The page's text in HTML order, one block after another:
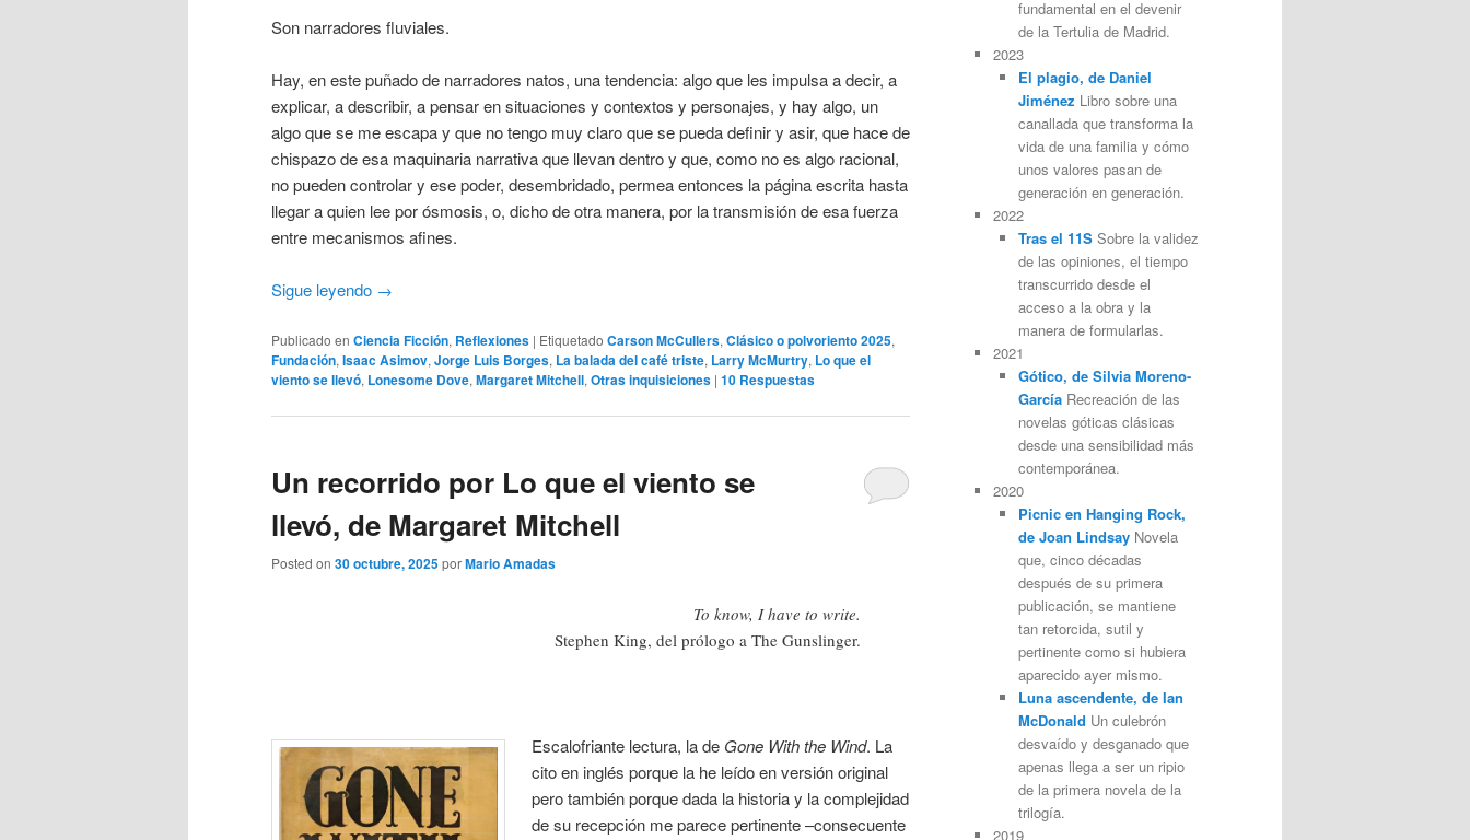
Son narradores fluviales.
Hay, en este puñado de narradores natos, una tendencia: algo que les impulsa a decir, a
explicar, a describir, a pensar en situaciones y contextos y personajes, y hay algo, un
algo que se me escapa y que no tengo muy claro que se pueda definir y asir, que hace de
chispazo de esa maquinaria narrativa que llevan dentro y que, como no es algo racional,
no pueden controlar y ese poder, desembridado, permea entonces la página escrita hasta
llegar a quien lee por ósmosis, o, dicho de otra manera, por la transmisión de esa fuerza
entre mecanismos afines.
Sigue leyendo →
Publicado en Ciencia Ficción, Reflexiones | Etiquetado Carson McCullers, Clásico o polvoriento 2025,
Fundación, Isaac Asimov, Jorge Luis Borges, La balada del café triste, Larry McMurtry, Lo que el
viento se llevó, Lonesome Dove, Margaret Mitchell, Otras inquisiciones | 10 Respuestas
Un recorrido por Lo que el viento se
llevó, de Margaret Mitchell
Posted on 30 octubre, 2025porMario Amadas
To know, I have to write.
Stephen King, del prólogo a The Gunslinger.
Escalofriante lectura, la de Gone With the Wind. La
cito en inglés porque la he leído en versión original
pero también porque dada la historia y la complejidad
de su recepción me parece pertinente –consecuente
fundamental en el devenir
de la Tertulia de Madrid.
2023
El plagio, de Daniel
Jiménez Libro sobre una
canallada que transforma la
vida de una familia y cómo
unos valores pasan de
generación en generación.
2022
Tras el 11SSobre la validez
de las opiniones, el tiempo
transcurrido desde el
acceso a la obra y la
manera de formularlas.
2021
Gótico, de Silvia Moreno-
GarcíaRecreación de las
novelas góticas clásicas
desde una sensibilidad más
contemporánea.
2020
Picnic en Hanging Rock,
de Joan LindsayNovela
que, cinco décadas
después de su primera
publicación, se mantiene
tan retorcida, sutil y
pertinente como si hubiera
aparecido ayer mismo.
Luna ascendente, de Ian
McDonald Un culebrón
desvaído y desganado que
apenas llega a ser un ripio
de la primera novela de la
trilogía.
2019